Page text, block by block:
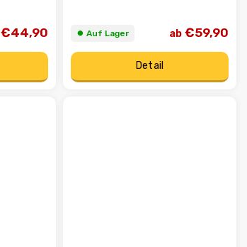
€44,90 ⏺︎ Auf Lager ab €59,90
Detail